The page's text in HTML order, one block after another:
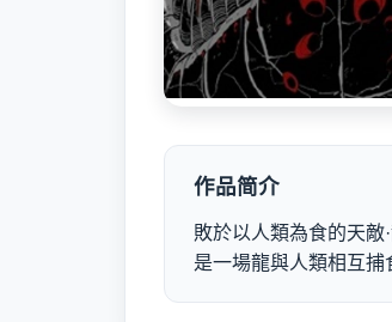
作品简介
敗於以人類為食的天
是一場龍與人類相互捕